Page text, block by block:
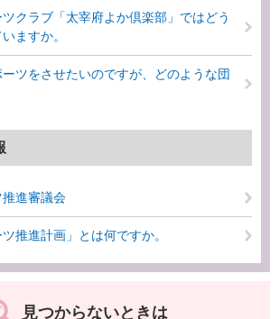
クラブ「太宰府よか倶楽部」ではどう
ますか。
ツをさせたいのですが、どのような団
進審議会
ツ推進計画」とは何ですか。
見つからないときは